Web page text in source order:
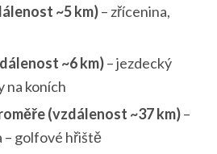
~5 km)– zřícenina,
~6 km)– jezdecký
na koních
(vzdálenost ~37 km)–
– golfové hřiště